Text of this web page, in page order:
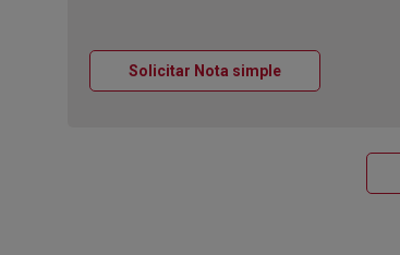
Solicitar Nota simpleVentana nueva